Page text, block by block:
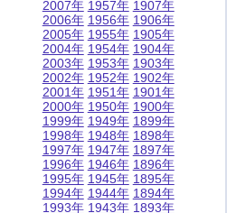
2007年
2006年
2005年
2004年
2003年
2002年
2001年
2000年
1999年
1998年
1997年
1996年
1995年
1994年
1993年
1957年
1956年
1955年
1954年
1953年
1952年
1951年
1950年
1949年
1948年
1947年
1946年
1945年
1944年
1943年
1907年
1906年
1905年
1904年
1903年
1902年
1901年
1900年
1899年
1898年
1897年
1896年
1895年
1894年
1893年